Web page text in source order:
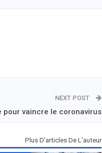
NEXT POST
pour vaincre le coronavirus
Plus D'articles De L'auteur